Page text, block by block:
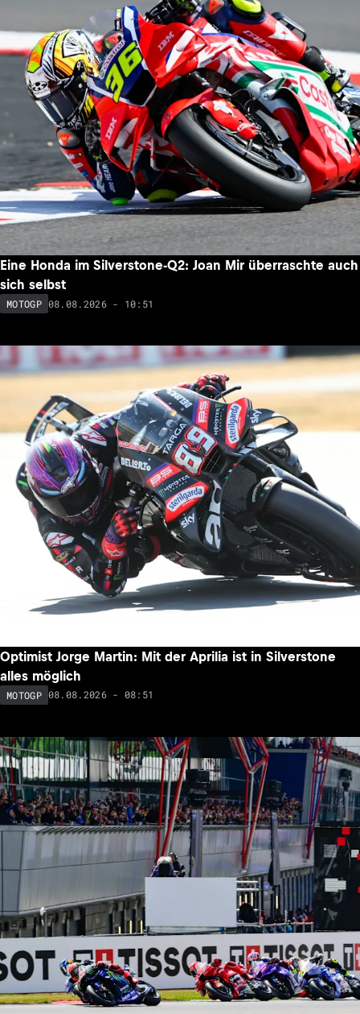
Eine Honda im Silverstone-Q2: Joan Mir überraschte auch
sich selbst
MOTOGP 08.08.2026 - 10:51
Optimist Jorge Martin: Mit der Aprilia ist in Silverstone
alles möglich
MOTOGP 08.08.2026 - 08:51